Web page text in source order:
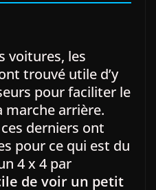
voitures, les
trouvé utile d’y
pour faciliter le
arrière.
derniers ont
pour ce qui est du
4 x 4 par
de voir un petit